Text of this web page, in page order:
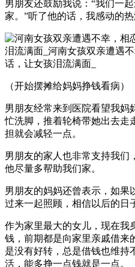
男朋友还鼓励我说：“我们一
家。”听了他的话，我感动的热
（开始摆摊给妈妈挣钱看病）
男朋友经常来到医院看望我妈
忙洗脚，推着轮椅带她出去走
担就会减轻一点。
男朋友的家人也非常支持我们
他尽量多帮助我们家。
男朋友的妈妈还曾表示，如果
过来一起照顾，相信以后的日
作为家里最大的女儿，现在我
钱，前期都是向家里亲戚借来
是没有好转，总是借钱也维持
活，能多挣一点钱就是一点。